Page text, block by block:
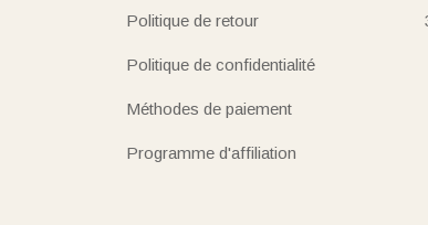
Politique de retour
Politique de confidentialité
Méthodes de paiement
Programme d'affiliation